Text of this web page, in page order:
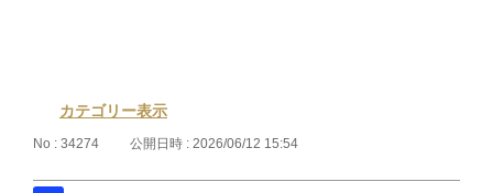
カテゴリー表示
No : 34274 公開日時 : 2026/06/12 15:54